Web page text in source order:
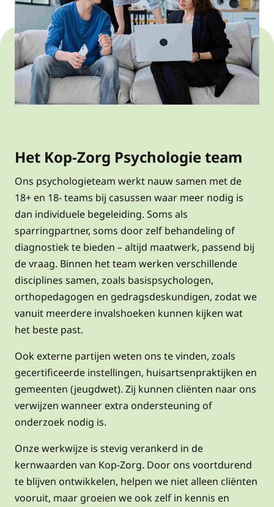
Het Kop-Zorg Psychologie team
Ons psychologieteam werkt nauw samen met de
18+ en 18- teams bij casussen waar meer nodig is
dan individuele begeleiding. Soms als
sparringpartner, soms door zelf behandeling of
diagnostiek te bieden – altijd maatwerk, passend bij
de vraag. Binnen het team werken verschillende
disciplines samen, zoals basispsychologen,
orthopedagogen en gedragsdeskundigen, zodat we
vanuit meerdere invalshoeken kunnen kijken wat
het beste past.
Ook externe partijen weten ons te vinden, zoals
gecertificeerde instellingen, huisartsenpraktijken en
gemeenten (jeugdwet). Zij kunnen cliënten naar ons
verwijzen wanneer extra ondersteuning of
onderzoek nodig is.
Onze werkwijze is stevig verankerd in de
kernwaarden van Kop-Zorg. Door ons voortdurend
te blijven ontwikkelen, helpen we niet alleen cliënten
vooruit, maar groeien we ook zelf in kennis en